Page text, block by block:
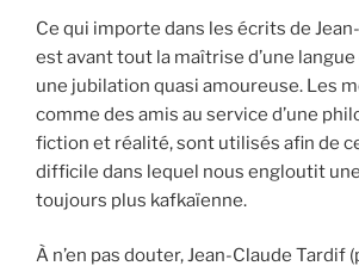
Ce qui importe dans les écrits de
est avant tout la maîtrise d’une langue
une jubilation quasi amoureuse. Les
comme des amis au service d’une
fiction et réalité, sont utilisés afin de
difficile dans lequel nous engloutit
toujours plus kafkaïenne.
À n’en pas douter, Jean-Claude Tardif